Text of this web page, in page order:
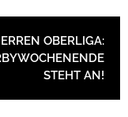
OBERLIGA:
STEHT AN!